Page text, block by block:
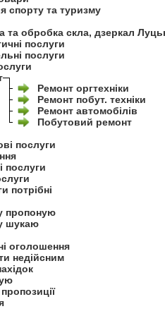
спорту та туризму
та обробка скла, дзеркал
послуги
послуги
Ремонт оргтехніки
Ремонт побут. техніки
Ремонт автомобілів
Побутовий ремонт
послуги
послуги
потрібні
пропоную
шукаю
оголошення
недійсним